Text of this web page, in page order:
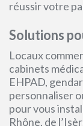
réussir votre
Solutions
Locaux
cabinets
EHPAD,
personnaliser
pour vous
Rhône, de